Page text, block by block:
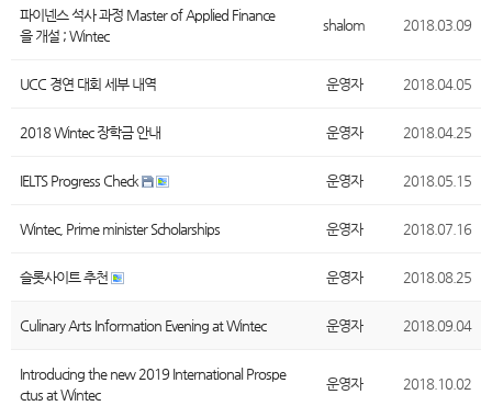
파이넨스 석사 과정 Master of Applied Finance
을 개설 ; Wintec
shalom 2018.03.09
UCC 경연 대회 세부 내역 운영자 2018.04.05
2018 Wintec 장학금 안내 운영자 2018.04.25
IELTS Progress Check 운영자 2018.05.15
Wintec, Prime minister Scholarships 운영자 2018.07.16
슬롯사이트 추천 운영자 2018.08.25
Culinary Arts Information Evening at Wintec 운영자 2018.09.04
Introducing the new 2019 International Prospe
ctus at Wintec
운영자 2018.10.02